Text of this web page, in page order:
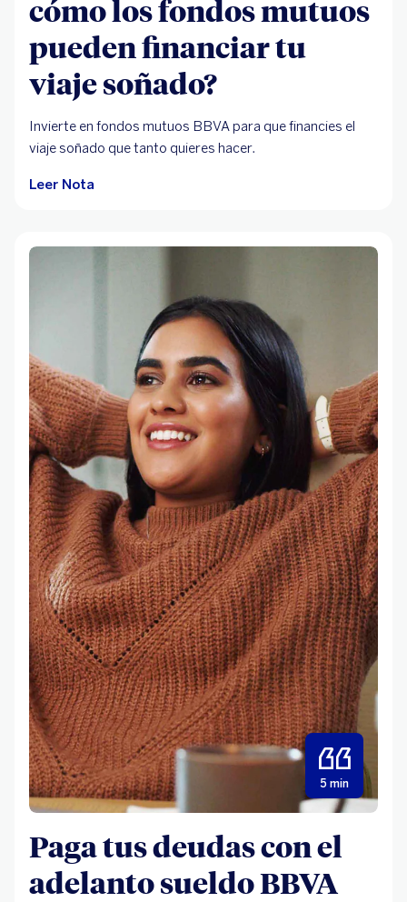
cómo los fondos mutuos
pueden financiar tu
viaje soñado?
Invierte en fondos mutuos BBVA para que financies el
viaje soñado que tanto quieres hacer.
Leer Nota
5 min
Paga tus deudas con el
adelanto sueldo BBVA